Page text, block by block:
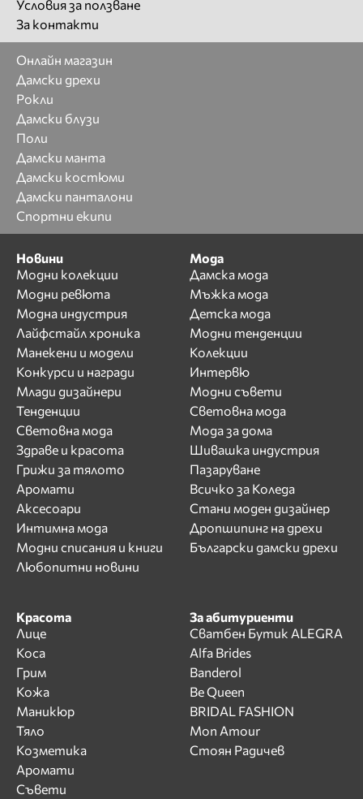
Условия за ползване
За контакти
Онлайн магазин
Дамски дрехи
Рокли
Дамски блузи
Поли
Дамски манта
Дамски костюми
Дамски панталони
Спортни екипи
Новини
Модни колекции
Модни ревюта
Модна индустрия
Лайфстайл хроника
Манекени и модели
Конкурси и награди
Млади дизайнери
Тенденции
Световна мода
Здраве и красота
Грижи за тялото
Аромати
Аксесоари
Интимна мода
Модни списания и книги
Любопитни новини
Мода
Дамска мода
Мъжка мода
Детска мода
Модни тенденции
Колекции
Интервю
Модни съвети
Световна мода
Мода за дома
Шивашка индустрия
Пазаруване
Всичко за Коледа
Стани моден дизайнер
Дропшипинг на дрехи
Български дамски дрехи
Красота
Лице
Коса
Грим
Кожа
Маникюр
Тяло
Козметика
Аромати
Съвети
За абитуриенти
Сватбен Бутик ALEGRA
Alfa Brides
Banderol
Be Queen
BRIDAL FASHION
Mon Amour
Стоян Радичев